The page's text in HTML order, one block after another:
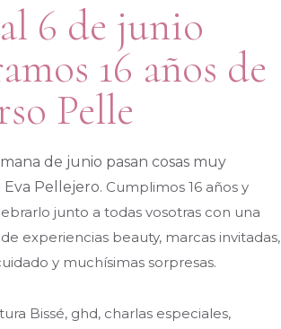
6 de junio
16 años de
Pelle
de junio pasan cosas muy
Eva Pellejero. Cumplimos 16 años y
junto a todas vosotras con una
experiencias beauty, marcas invitadas,
y muchísimas sorpresas.
Bissé, ghd, charlas especiales,